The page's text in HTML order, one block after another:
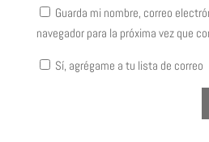
Guarda mi nombre, correo
navegador para la próxima vez que
Sí, agrégame a tu lista de correo